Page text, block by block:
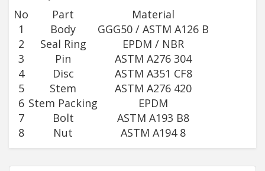
No
Part
Material
1
Body
GGG50 / ASTM A126 B
2
Seal Ring
EPDM / NBR
3
Pin
ASTM A276 304
4
Disc
ASTM A351 CF8
5
Stem
ASTM A276 420
6 Stem Packing
EPDM
7
Bolt
ASTM A193 B8
8
Nut ASTM A194 8